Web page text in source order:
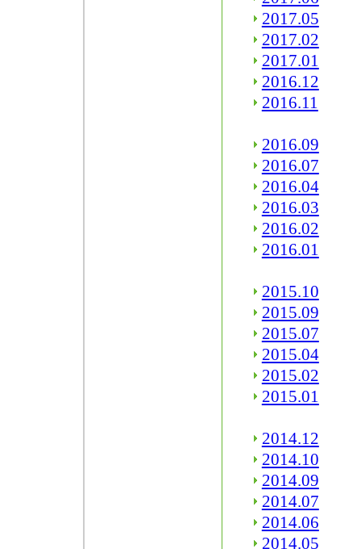
2017.05
2017.02
2017.01
2016.12
2016.11
2016.09
2016.07
2016.04
2016.03
2016.02
2016.01
2015.10
2015.09
2015.07
2015.04
2015.02
2015.01
2014.12
2014.10
2014.09
2014.07
2014.06
2014.05